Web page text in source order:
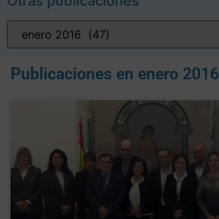
Publicaciones en enero 2016